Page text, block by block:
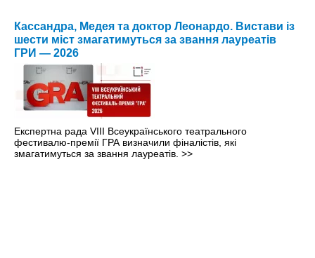
Кассандра, Медея та доктор Леонардо. Вистави із
шести міст змагатимуться за звання лауреатів
ГРИ — 2026
Експертна рада VIII Всеукраїнського театрального
фестивалю-премії ГРА визначили фіналістів, які
змагатимуться за звання лауреатів. >>